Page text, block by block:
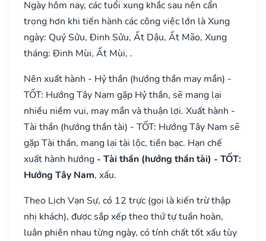
Ngày hôm nay, các tuổi xung khắc sau nên cẩn
trọng hơn khi tiến hành các công việc lớn là Xung
ngày: Quý Sửu, Đinh Sửu, Ất Dậu, Ất Mão, Xung
tháng: Đinh Mùi, Ất Mùi, .
Nên xuất hành - Hỷ thần (hướng thần may mắn) -
TỐT: Hướng Tây Nam gặp Hỷ thần, sẽ mang lại
nhiều niềm vui, may mắn và thuận lợi. Xuất hành -
Tài thần (hướng thần tài) - TỐT: Hướng Tây Nam sẽ
gặp Tài thần, mang lại tài lộc, tiền bạc. Hạn chế
xuất hành hướng - Tài thần (hướng thần tài) - TỐT:
Hướng Tây Nam, xấu.
Theo Lịch Vạn Sự, có 12 trực (gọi là kiến trừ thập
nhị khách), được sắp xếp theo thứ tự tuần hoàn,
luân phiên nhau từng ngày, có tính chất tốt xấu tùy